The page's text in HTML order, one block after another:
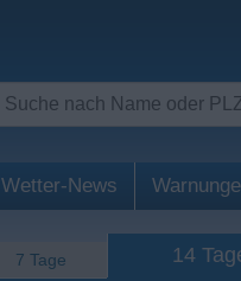
Wetter-News
7 Tage 14